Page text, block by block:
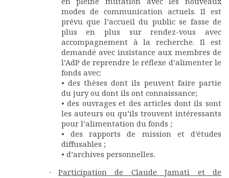
modes de communication actuels. Il est
prévu que l’accueil du public se fasse de
plus en plus sur rendez-vous avec
accompagnement à la recherche. Il est
demandé avec insistance aux membres de
l’AdP de reprendre le réflexe d’alimenter le
fonds avec:
• des thèses dont ils peuvent faire partie
du jury ou dont ils ont connaissance;
• des ouvrages et des articles dont ils sont
les auteurs ou qu’ils trouvent intéressants
pour l’alimentation du fonds ;
• des rapports de mission et d’études
diffusables ;
• d’archives personnelles.
·
Participation de Claude Jamati et de